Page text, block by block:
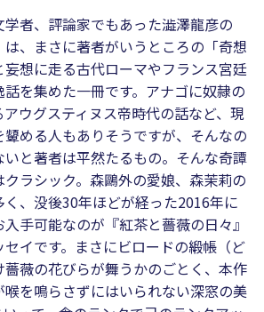
者、評論家でもあった澁澤龍彦の
は、まさに著者がいうところの「奇想
想に走る古代ローマやフランス宮廷
を集めた一冊です。アナゴに奴隷の
ウグスティヌス帝時代の話など、現
める人もありそうですが、そんなの
と著者は平然たるもの。そんな奇譚
ラシック。森鷗外の愛娘、森茉莉の
、没後30年ほどが経った2016年に
手可能なのが『紅茶と薔薇の日々』
イです。まさにビロードの緞帳（ど
薇の花びらが舞うかのごとく、本作
を鳴らさずにはいられない深窓の美